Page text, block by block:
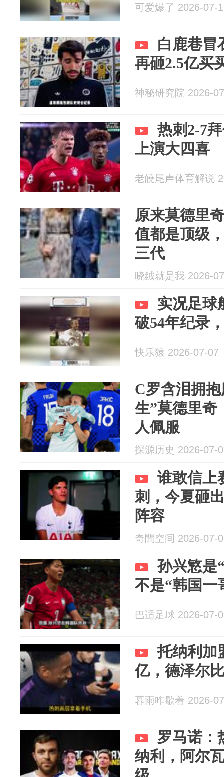
可爱爆了 2026-07-
白鹿巷冒
再砸2.5亿买
神秘研究院 2026-
热刺2-7
上演大四喜
老皢尾声体育解说
原来莫德里
值都是顶级
三代
晓銊就是我 2026-
实况足球
破54年纪录
快乐猿 2026-07-07
C罗含泪拥
生”莫德里奇
人佩服
探源历史 2026-07-
谁敢信上
刺，今夏砸
阵容
奇聞空间 2026-07-
孙兴慜是
不是“韩国一
巴适足球 2026-07-
托纳利加
亿，德泽尔
暮雨咋歇着 2026-
罗马诺：
纳利，阿尔